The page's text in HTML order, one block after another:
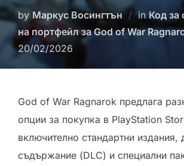
by Маркус Восингтън inКод за
на портфейл за God of War
20/02/2026
God of War Ragnarok предлага
опции за покупка в PlayStation
включително стандартни издания,
съдържание (DLC) и специални